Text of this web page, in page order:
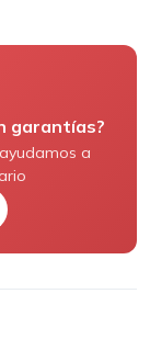
garantías?
a